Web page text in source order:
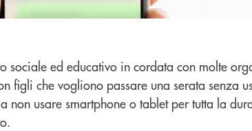
sociale ed educativo in cordata con molte
figli che vogliono passare una serata senza
non usare smartphone o tablet per tutta la